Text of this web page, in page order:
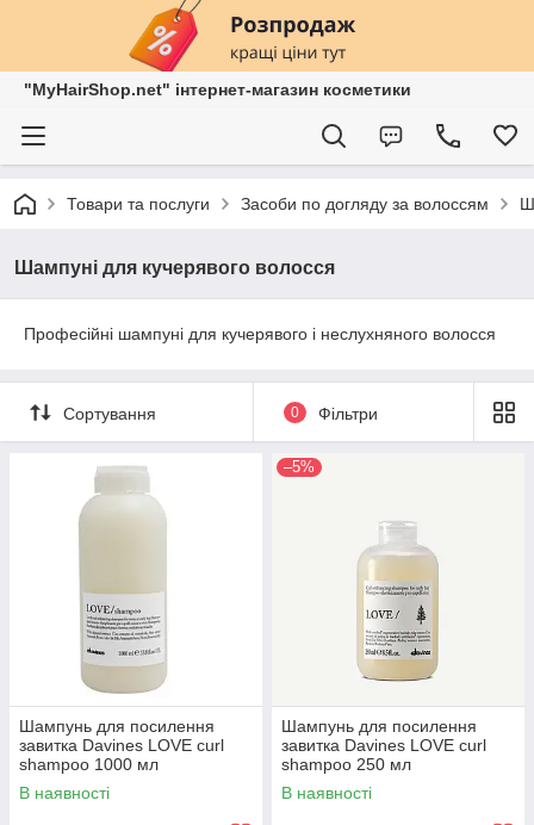
"MyHairShop.net" інтернет-магазин косметики
Товари та послуги Засоби по догляду за волоссям
Шампуні для кучерявого волосся
Професійні шампуні для кучерявого і неслухняного волосся
Сортування 0 Фільтри
Шампунь для посилення
завитка Davines LOVE curl
shampoo 1000 мл
В наявності
–5%
Шампунь для посилення
завитка Davines LOVE curl
shampoo 250 мл
В наявності